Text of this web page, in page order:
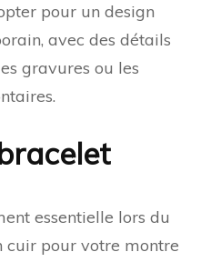
pour un design
avec des détails
gravures ou les
essentielle lors du
cuir pour votre montre